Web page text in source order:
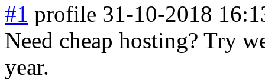
#1 profile 31-10-2018
Need cheap hosting? Try
year.